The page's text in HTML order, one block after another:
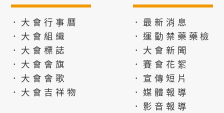
．大會行事曆
．大會組織
．大會標誌
．大會會旗
．大會會歌
．大會吉祥物
．最新消息
．運動禁藥藥檢
．大會新聞
．賽會花絮
．宣傳短片
．媒體報導
．影音報導